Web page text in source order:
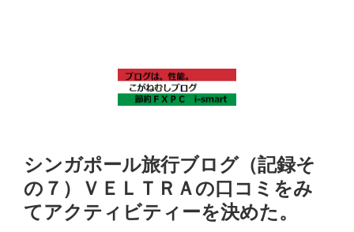
シンガポール旅行ブログ（記録そ
の７）ＶＥＬＴＲＡの口コミをみ
てアクティビティーを決めた。